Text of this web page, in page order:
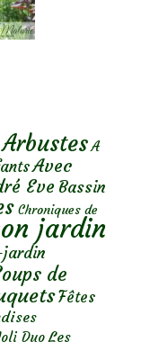
A
Avec
Eve Bassin
Chroniques de
jardin
jardin
de
Fêtes
Duo Les